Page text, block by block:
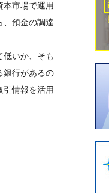
市場で運用
、預金の調達
いか、そも
銀行があるの
引情報を活用